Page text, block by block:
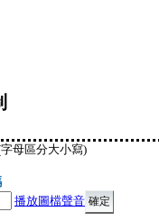
母區分大小寫)
播放圖檔聲音